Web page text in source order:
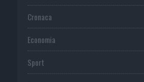
Cronaca
Economia
Sport